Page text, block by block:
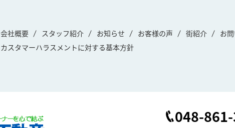
会社概要 スタッフ紹介 お知らせ お客様の声 街紹介 お
カスタマーハラスメントに対する基本方針
048-